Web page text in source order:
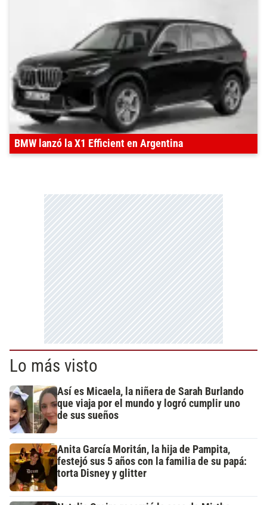
BMW lanzó la X1 Efficient en Argentina
Lo más visto
Así es Micaela, la niñera de Sarah Burlando
que viaja por el mundo y logró cumplir uno
de sus sueños
Anita García Moritán, la hija de Pampita,
festejó sus 5 años con la familia de su papá:
torta Disney y glitter